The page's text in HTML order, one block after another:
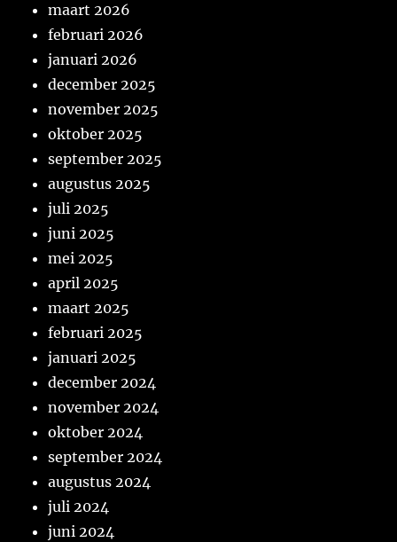
maart 2026
februari 2026
januari 2026
december 2025
november 2025
oktober 2025
september 2025
augustus 2025
juli 2025
juni 2025
mei 2025
april 2025
maart 2025
februari 2025
januari 2025
december 2024
november 2024
oktober 2024
september 2024
augustus 2024
juli 2024
juni 2024